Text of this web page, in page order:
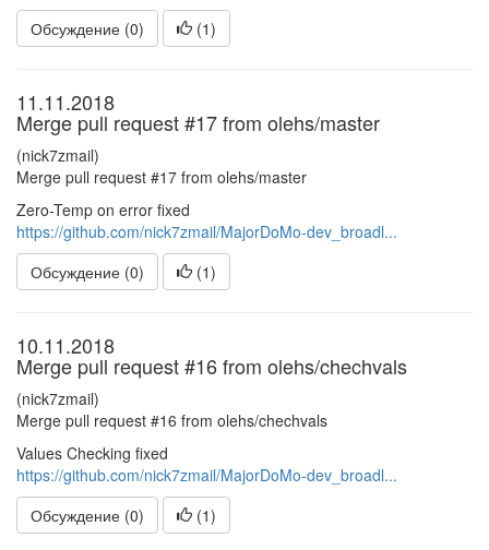
Обсуждение (0)
(1)
11.11.2018
Merge pull request #17 from olehs/master
(nick7zmail)
Merge pull request #17 from olehs/master
Zero-Temp on error fixed
https://github.com/nick7zmail/MajorDoMo-dev_broadl...
Обсуждение (0)
(1)
10.11.2018
Merge pull request #16 from olehs/chechvals
(nick7zmail)
Merge pull request #16 from olehs/chechvals
Values Checking fixed
https://github.com/nick7zmail/MajorDoMo-dev_broadl...
Обсуждение (0)
(1)